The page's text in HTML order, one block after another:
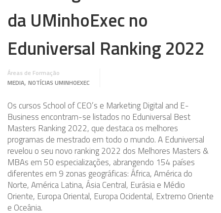
da UMinhoExec no
Eduniversal Ranking 2022
Áreas de Formação
MEDIA, NOTÍCIAS UMINHOEXEC
Os cursos School of CEO’s e Marketing Digital and E-
Business encontram-se listados no Eduniversal Best
Masters Ranking 2022, que destaca os melhores
programas de mestrado em todo o mundo. A Eduniversal
revelou o seu novo ranking 2022 dos Melhores Masters &
MBAs em 50 especializações, abrangendo 154 países
diferentes em 9 zonas geográficas: África, América do
Norte, América Latina, Ásia Central, Eurásia e Médio
Oriente, Europa Oriental, Europa Ocidental, Extremo Oriente
e Oceânia.